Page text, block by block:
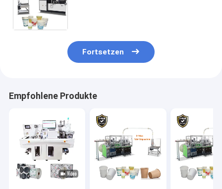
Fortsetzen
Empfohlene Produkte